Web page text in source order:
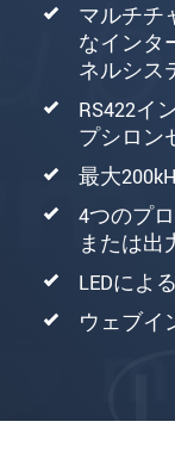
マルチチ
なインタ
ネルシス
RS422イ
プシロン
最大
4つのプ
または出
LEDによ
ウェブイ